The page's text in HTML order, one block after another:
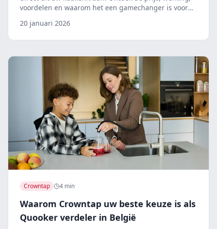
voordelen en waarom het een gamechanger is voor
20 januari 2026
Crowntap 4 min
Waarom Crowntap uw beste keuze is als
Quooker verdeler in België